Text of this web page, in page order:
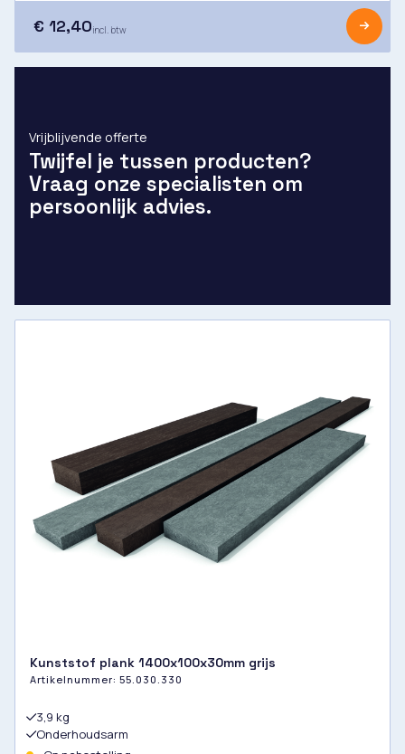
€ 12,40incl. btw
Vrijblijvende offerte
Twijfel je tussen producten?
Vraag onze specialisten om
persoonlijk advies.
Kunststof plank 1400x100x30mm grijs
Artikelnummer: 55.030.330
3,9 kg
Onderhoudsarm